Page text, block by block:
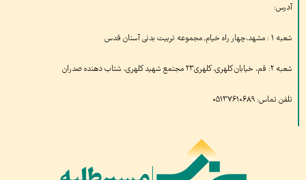
آدرس:
شعبه ۱ : مشهد،چهار راه خیام, مجموعه تربیت بدنی آستان قدس
شعبه ۲: قم، خیابان کلهری، کلهری۲۳ مجتمع شهید کلهری، شتاب دهنده صدران
تلفن تماس: ۰۵۱۳۷۶۱۰۶۸۹